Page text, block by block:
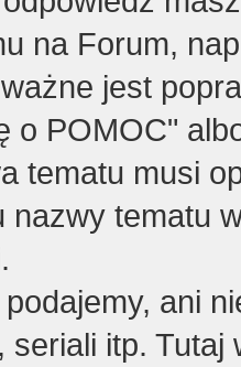
na Forum,
jest
o POMOC"
tematu musi
nazwy tematu
ani
seriali itp. Tutaj